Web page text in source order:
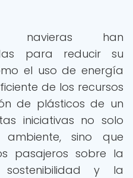
navieras han
para reducir su
el uso de energía
de los recursos
de plásticos de un
iniciativas no solo
sino que
pasajeros sobre la
y la